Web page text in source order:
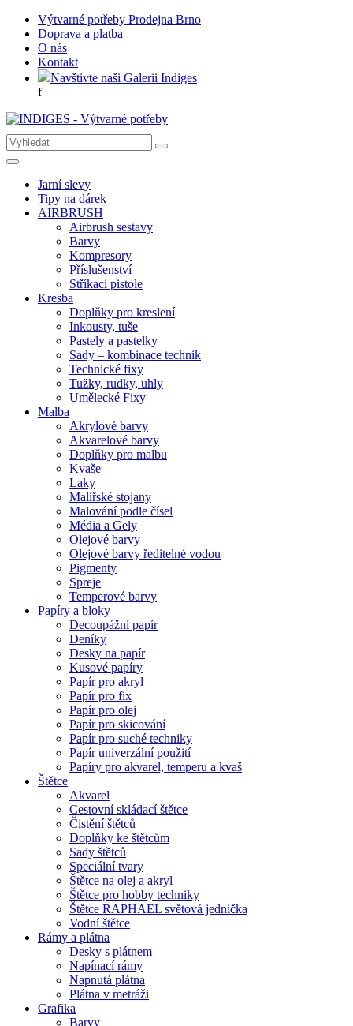
Výtvarné potřeby Prodejna Brno
Doprava a platba
O nás
Kontakt
Navštivte naši Galerii Indiges
f
Jarní slevy
Tipy na dárek
AIRBRUSH
Airbrush sestavy
Barvy
Kompresory
Příslušenství
Stříkaci pistole
Kresba
Doplňky pro kreslení
Inkousty, tuše
Pastely a pastelky
Sady – kombinace technik
Technické fixy
Tužky, rudky, uhly
Umělecké Fixy
Malba
Akrylové barvy
Akvarelové barvy
Doplňky pro malbu
Kvaše
Laky
Malířské stojany
Malování podle čísel
Média a Gely
Olejové barvy
Olejové barvy ředitelné vodou
Pigmenty
Spreje
Temperové barvy
Papíry a bloky
Decoupážní papír
Deníky
Desky na papír
Kusové papíry
Papír pro akryl
Papír pro fix
Papír pro olej
Papír pro skicování
Papír pro suché techniky
Papír univerzální použití
Papíry pro akvarel, temperu a kvaš
Štětce
Akvarel
Cestovní skládací štětce
Čistění štětců
Doplňky ke štětcům
Sady štětců
Speciální tvary
Štětce na olej a akryl
Štětce pro hobby techniky
Štětce RAPHAEL světová jednička
Vodní štětce
Rámy a plátna
Desky s plátnem
Napínací rámy
Napnutá plátna
Plátna v metráži
Grafika
Barvy